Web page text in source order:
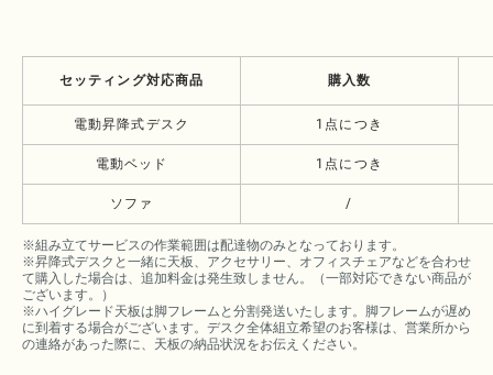
セッティング対応商品 購入数
電動昇降式デスク 1点につき
電動ベッド 1点につき
ソファ /
※組み立てサービスの作業範囲は配達物のみとなっております。
※昇降式デスクと一緒に天板、アクセサリー、オフィスチェアなどを合わせ
て購入した場合は、追加料金は発生致しません。（一部対応できない商品が
ございます。）
※ハイグレード天板は脚フレームと分割発送いたします。脚フレームが遅め
に到着する場合がございます。デスク全体組立希望のお客様は、営業所から
の連絡があった際に、天板の納品状況をお伝えください。